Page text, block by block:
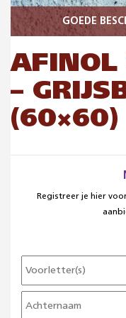
GOEDE
AFINOL
–
(60×60)
Registreer je hier